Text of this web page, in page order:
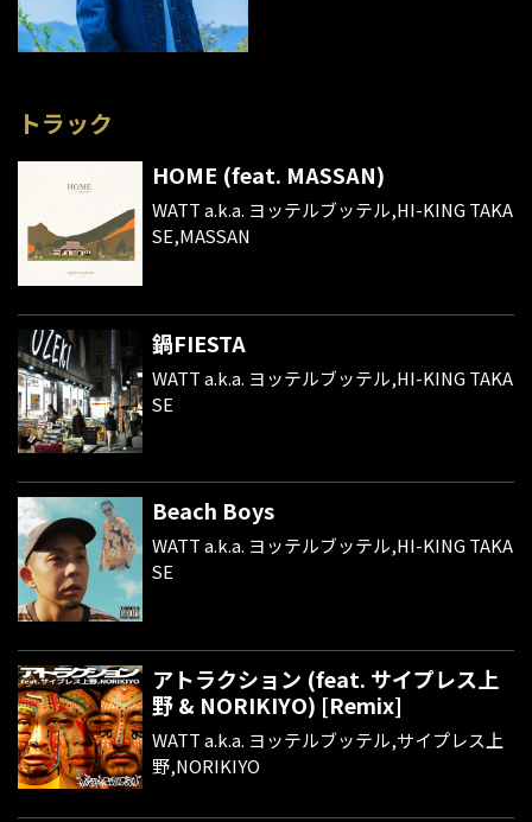
トラック
HOME (feat. MASSAN)
WATT a.k.a. ヨッテルブッテル,HI-KING TAKA
SE,MASSAN
鍋FIESTA
WATT a.k.a. ヨッテルブッテル,HI-KING TAKA
SE
Beach Boys
WATT a.k.a. ヨッテルブッテル,HI-KING TAKA
SE
アトラクション (feat. サイプレス上
野 & NORIKIYO) [Remix]
WATT a.k.a. ヨッテルブッテル,サイプレス上
野,NORIKIYO